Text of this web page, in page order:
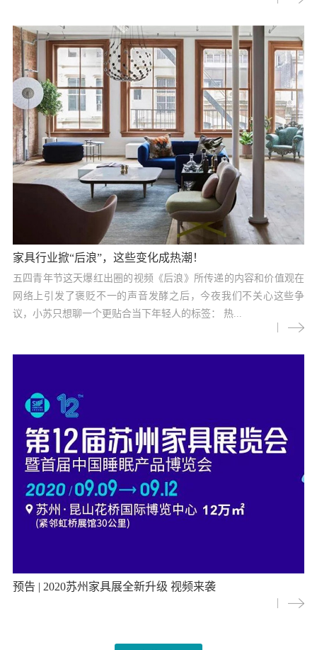
家具行业掀“后浪”，这些变化成热潮！
五四青年节这天爆红出圈的视频《后浪》所传递的内容和价值观在
网络上引发了褒贬不一的声音发酵之后，今夜我们不关心这些争
议，小苏只想聊一个更贴合当下年轻人的标签： 热...
预告 | 2020苏州家具展全新升级 视频来袭